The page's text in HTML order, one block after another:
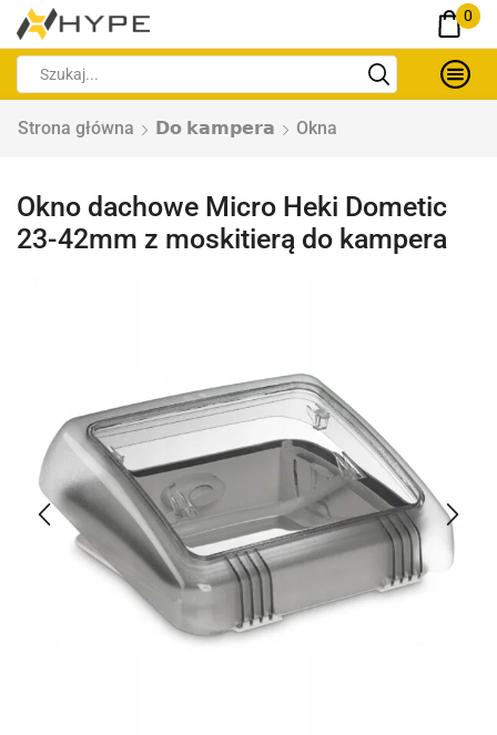
0
Strona główna 𝗗𝗼 𝗸𝗮𝗺𝗽𝗲𝗿𝗮 Okna
Okno dachowe Micro Heki Dometic
23-42mm z moskitierą do kampera